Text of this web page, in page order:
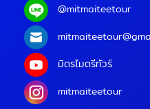
@mitmaiteetour
มิตรไมตรีทัวร์
mitmaiteetour